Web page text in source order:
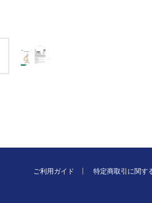
ご利用ガイド 特定商取引に関す